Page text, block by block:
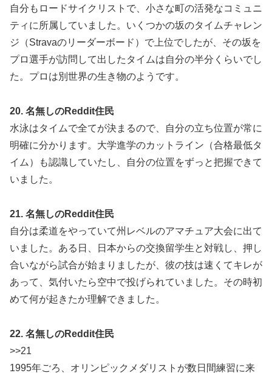
自分もロードサイクリストで、小さな町の活発なコミュニ
ティに所属していました。いくつかの坂のタイムチャレン
ジ（Stravaのリーダーボード）で上位でしたが、その坂を
プロ選手が訪問して出したタイムは自分の半分くらいでし
た。プロは別世界の生き物のようです。
20. 名無しのReddit住民
水泳はタイムで全てが決まるので、自分の立ち位置が常に
明確に分かります。大学進学のカットライン（合格最低タ
イム）も認識していたし、自分の位置をずっと把握できて
いました。
21. 名無しのReddit住民
自分は柔道をやっていて州レベルのアマチュア大会に出て
いました。ある日、日本からの交換留学生と対戦し、押し
合いながら試合が始まりましたが、彼の技は速くてキレが
あって、気付いたら空中で投げられていました。その時初
めて何が起きたか理解できました。
22. 名無しのReddit住民
>>21
1995年ごろ、オリンピックメダリストが数日間練習に来